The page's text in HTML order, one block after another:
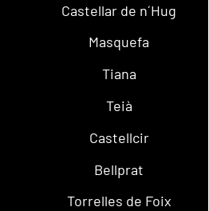
Castellar de n´Hug
Masquefa
Tiana
Teià
Castellcir
Bellprat
Torrelles de Foix